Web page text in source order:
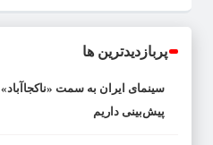
پربازدیدترین ها
سینمای ایران به سمت
پیش‌بینی داریم